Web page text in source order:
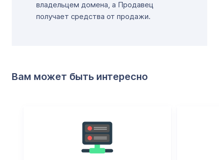
владельцем домена, а Продавец
получает средства от продажи.
Вам может быть интересно